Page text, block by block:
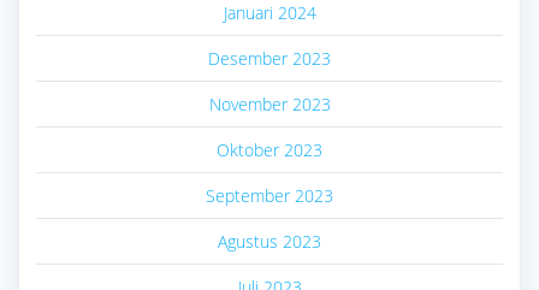
Januari 2024
Desember 2023
November 2023
Oktober 2023
September 2023
Agustus 2023